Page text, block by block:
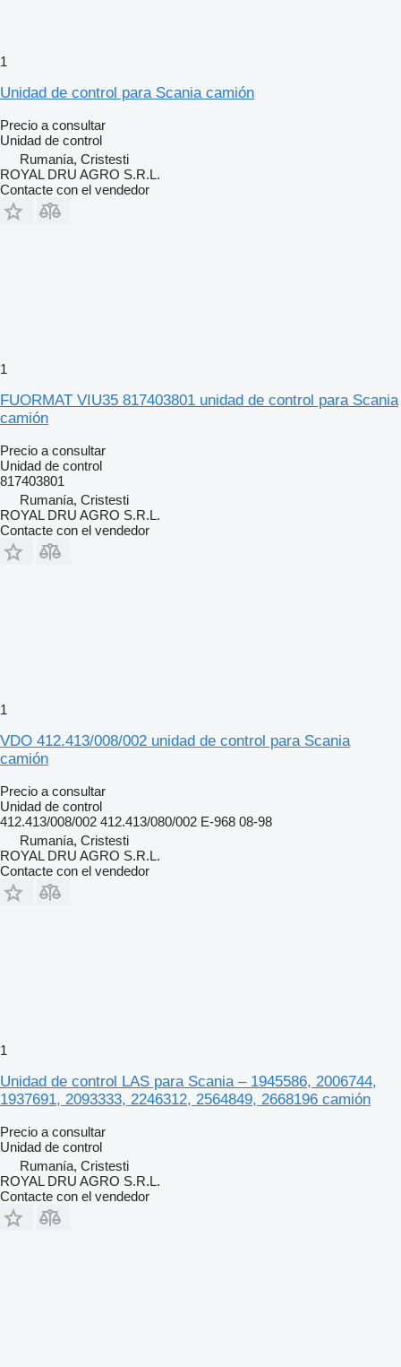
1
Unidad de control para Scania camión
Precio a consultar
Unidad de control
Rumanía, Cristesti
ROYAL DRU AGRO S.R.L.
Contacte con el vendedor
1
FUORMAT VIU35 817403801 unidad de control para Scania
camión
Precio a consultar
Unidad de control
817403801
Rumanía, Cristesti
ROYAL DRU AGRO S.R.L.
Contacte con el vendedor
1
VDO 412.413/008/002 unidad de control para Scania
camión
Precio a consultar
Unidad de control
412.413/008/002 412.413/080/002 E-968 08-98
Rumanía, Cristesti
ROYAL DRU AGRO S.R.L.
Contacte con el vendedor
1
Unidad de control LAS para Scania – 1945586, 2006744,
1937691, 2093333, 2246312, 2564849, 2668196 camión
Precio a consultar
Unidad de control
Rumanía, Cristesti
ROYAL DRU AGRO S.R.L.
Contacte con el vendedor